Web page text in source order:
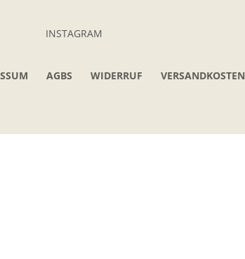
INSTAGRAM
AGBS WIDERRUF VERSANDKOSTEN